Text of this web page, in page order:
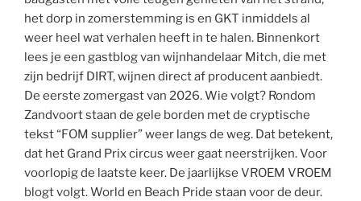
het dorp in zomerstemming is en GKT inmiddels al
weer heel wat verhalen heeft in te halen. Binnenkort
lees je een gastblog van wijnhandelaar Mitch, die met
zijn bedrijf DIRT, wijnen direct af producent aanbiedt.
De eerste zomergast van 2026. Wie volgt? Rondom
Zandvoort staan de gele borden met de cryptische
tekst “FOM supplier” weer langs de weg. Dat betekent,
dat het Grand Prix circus weer gaat neerstrijken. Voor
voorlopig de laatste keer. De jaarlijkse VROEM VROEM
blogt volgt. World en Beach Pride staan voor de deur.